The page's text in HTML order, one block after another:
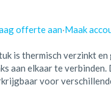
offerte aan·Maak
is thermisch verzinkt en
aan elkaar te verbinden.
voor